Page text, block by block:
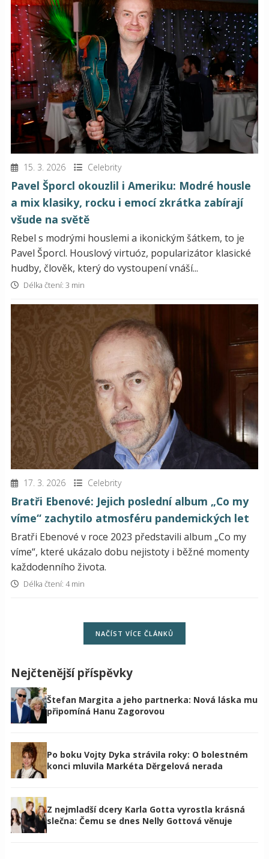
15. 3. 2026 Celebrity
Pavel Šporcl okouzlil i Ameriku: Modré housle
a mix klasiky, rocku i emocí zkrátka zabírají
všude na světě
Rebel s modrými houslemi a ikonickým šátkem, to je
Pavel Šporcl. Houslový virtuóz, popularizátor klasické
hudby, člověk, který do vystoupení vnáší...
Délka čtení: 3 min
17. 3. 2026 Celebrity
Bratři Ebenové: Jejich poslední album „Co my
víme“ zachytilo atmosféru pandemických let
Bratři Ebenové v roce 2023 představili album „Co my
víme“, které ukázalo dobu nejistoty i běžné momenty
každodenního života.
Délka čtení: 4 min
NAČÍST VÍCE ČLÁNKŮ
Nejčtenější příspěvky
Štefan Margita a jeho partnerka: Nová láska mu
připomíná Hanu Zagorovou
Po boku Vojty Dyka strávila roky: O bolestném
konci mluvila Markéta Děrgelová nerada
Z nejmladší dcery Karla Gotta vyrostla krásná
slečna: Čemu se dnes Nelly Gottová věnuje